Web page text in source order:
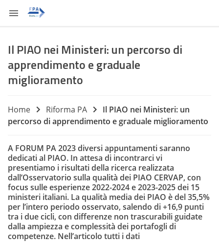
Il PIAO nei Ministeri: un percorso di
apprendimento e graduale
miglioramento
Home Riforma PA
Il PIAO nei Ministeri: un
percorso di apprendimento e graduale miglioramento
A FORUM PA 2023 diversi appuntamenti saranno
dedicati al PIAO. In attesa di incontrarci vi
presentiamo i risultati della ricerca realizzata
dall’Osservatorio sulla qualità dei PIAO CERVAP, con
focus sulle esperienze 2022-2024 e 2023-2025 dei 15
ministeri italiani. La qualità media dei PIAO è del 35,5%
per l’intero periodo osservato, salendo di +16,9 punti
tra i due cicli, con differenze non trascurabili guidate
dalla ampiezza e complessità dei portafogli di
competenze. Nell’articolo tutti i dati